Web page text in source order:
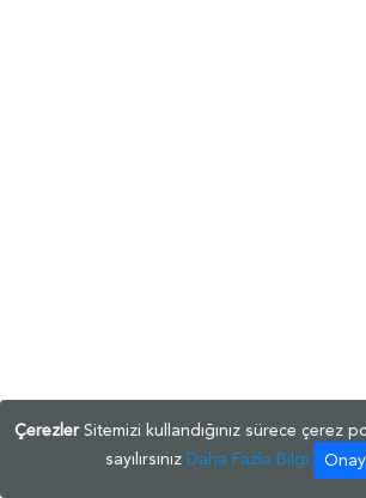
Çerezler Sitemizi kullandığınız sürece çerez
sayılırsınız Daha Fazla Bilgi